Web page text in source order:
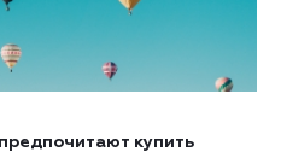
купить